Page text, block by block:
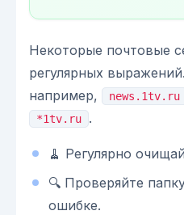
Некоторые почтовые
регулярных
например,
news.1tv.ru
*1tv.ru .
🧹 Регулярно
🔍 Проверяйте
ошибке.